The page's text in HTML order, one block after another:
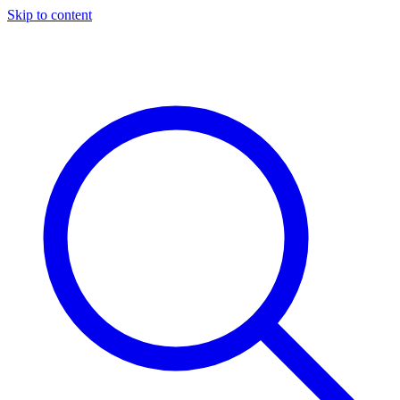
Skip to content